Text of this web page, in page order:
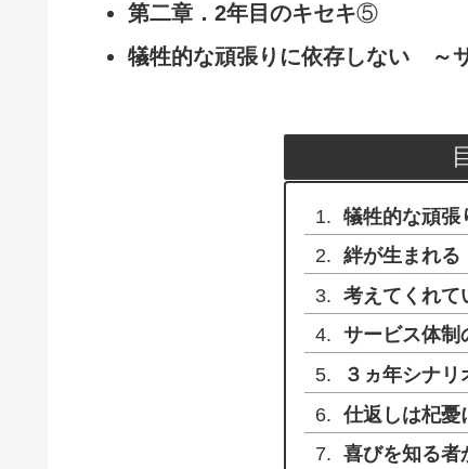
第二章．2年目のキセキ⑤
犠牲的な頑張りに依存しない ～
犠牲的な頑張
絆が生まれる
考えてくれて
サービス体制
３ヵ年シナリ
仕返しは杞憂
喜びを知る者